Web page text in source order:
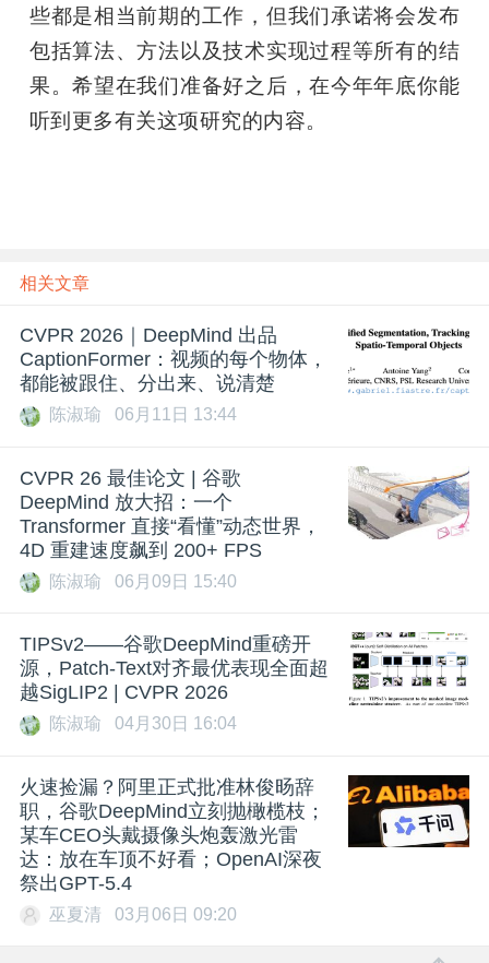
些都是相当前期的工作，但我们承诺将会发布
包括算法、方法以及技术实现过程等所有的结
果。希望在我们准备好之后，在今年年底你能
听到更多有关这项研究的内容。
相关文章
CVPR 2026｜DeepMind 出品
CaptionFormer：视频的每个物体，
都能被跟住、分出来、说清楚
陈淑瑜 06月11日 13:44
CVPR 26 最佳论文 | 谷歌
DeepMind 放大招：一个
Transformer 直接“看懂”动态世界，
4D 重建速度飙到 200+ FPS
陈淑瑜 06月09日 15:40
TIPSv2——谷歌DeepMind重磅开
源，Patch-Text对齐最优表现全面超
越SigLIP2 | CVPR 2026
陈淑瑜 04月30日 16:04
火速捡漏？阿里正式批准林俊旸辞
职，谷歌DeepMind立刻抛橄榄枝；
某车CEO头戴摄像头炮轰激光雷
达：放在车顶不好看；OpenAI深夜
祭出GPT-5.4
巫夏清 03月06日 09:20